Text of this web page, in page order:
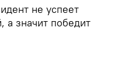
не успеет
а значит победит